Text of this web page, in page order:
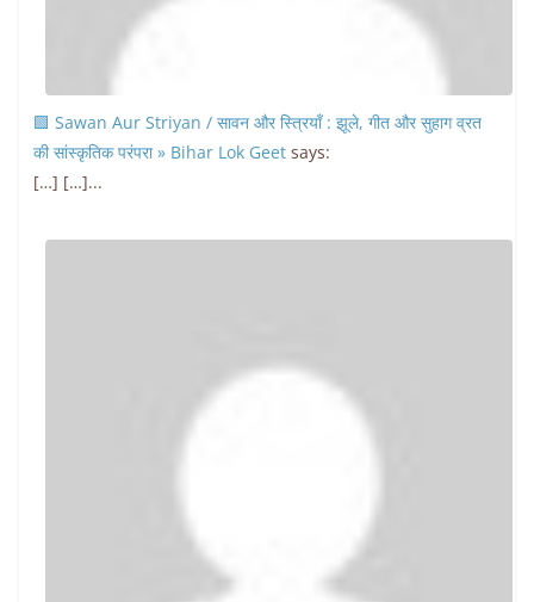
🟩 Sawan Aur Striyan / सावन और स्त्रियाँ : झूले, गीत और सुहाग व्रत
की सांस्कृतिक परंपरा » Bihar Lok Geet says:
[…] […]...